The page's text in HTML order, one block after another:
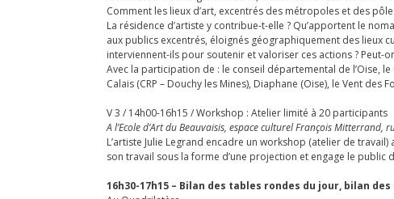
Comment les lieux d’art, excentrés des métropoles et des
La résidence d’artiste y contribue-t-elle ? Qu’apportent le
aux publics excentrés, éloignés géographiquement des lieux
interviennent-ils pour soutenir et valoriser ces actions ?
Avec la participation de : le conseil départemental de l’Oise,
Calais (CRP – Douchy les Mines), Diaphane (Oise), le Vent des
V 3 / 14h00-16h15 / Workshop : Atelier limité à 20 participants
A l’Ecole d’Art du Beauvaisis, espace culturel François Mitterrand,
L’artiste Julie Legrand encadre un workshop (atelier de
son travail sous la forme d’une projection et engage le
16h30-17h15 – Bilan des tables rondes du jour, bilan